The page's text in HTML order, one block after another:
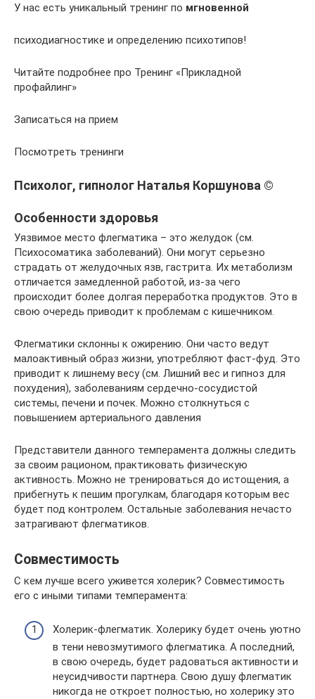
У нас есть уникальный тренинг по мгновенной
психодиагностике и определению психотипов!
Читайте подробнее про Тренинг «Прикладной
профайлинг»
Записаться на прием
Посмотреть тренинги
Психолог, гипнолог Наталья Коршунова ©
Особенности здоровья
Уязвимое место флегматика – это желудок (см.
Психосоматика заболеваний). Они могут серьезно
страдать от желудочных язв, гастрита. Их метаболизм
отличается замедленной работой, из-за чего
происходит более долгая переработка продуктов. Это в
свою очередь приводит к проблемам с кишечником.
Флегматики склонны к ожирению. Они часто ведут
малоактивный образ жизни, употребляют фаст-фуд. Это
приводит к лишнему весу (см. Лишний вес и гипноз для
похудения), заболеваниям сердечно-сосудистой
системы, печени и почек. Можно столкнуться с
повышением артериального давления
Представители данного темперамента должны следить
за своим рационом, практиковать физическую
активность. Можно не тренироваться до истощения, а
прибегнуть к пешим прогулкам, благодаря которым вес
будет под контролем. Остальные заболевания нечасто
затрагивают флегматиков.
Совместимость
С кем лучше всего уживется холерик? Совместимость
его с иными типами темперамента:
Холерик-флегматик. Холерику будет очень уютно
в тени невозмутимого флегматика. А последний,
в свою очередь, будет радоваться активности и
неусидчивости партнера. Свою душу флегматик
никогда не откроет полностью, но холерику это